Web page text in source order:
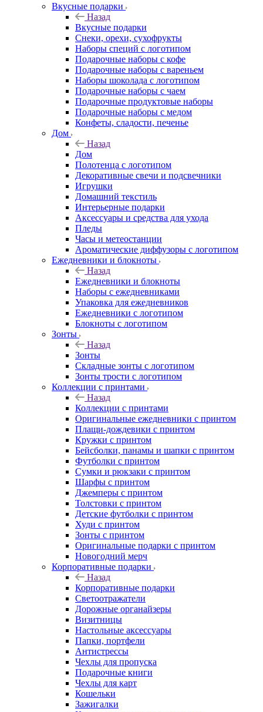
Вкусные подарки
Назад
Вкусные подарки
Снеки, орехи, сухофрукты
Наборы специй с логотипом
Подарочные наборы с кофе
Подарочные наборы с вареньем
Наборы шоколада с логотипом
Подарочные наборы с чаем
Подарочные продуктовые наборы
Подарочные наборы с медом
Конфеты, сладости, печенье
Дом
Назад
Дом
Полотенца с логотипом
Декоративные свечи и подсвечники
Игрушки
Домашний текстиль
Интерьерные подарки
Аксессуары и средства для ухода
Пледы
Часы и метеостанции
Ароматические диффузоры с логотипом
Ежедневники и блокноты
Назад
Ежедневники и блокноты
Наборы с ежедневниками
Упаковка для ежедневников
Ежедневники с логотипом
Блокноты с логотипом
Зонты
Назад
Зонты
Складные зонты с логотипом
Зонты трости с логотипом
Коллекции с принтами
Назад
Коллекции с принтами
Оригинальные ежедневники с принтом
Плащи-дождевики с принтом
Кружки с принтом
Бейсболки, панамы и шапки с принтом
Футболки с принтом
Сумки и рюкзаки с принтом
Шарфы с принтом
Джемперы с принтом
Толстовки с принтом
Детские футболки с принтом
Худи с принтом
Зонты с принтом
Оригинальные подарки с принтом
Новогодний мерч
Корпоративные подарки
Назад
Корпоративные подарки
Светоотражатели
Дорожные органайзеры
Визитницы
Настольные аксессуары
Папки, портфели
Антистрессы
Чехлы для пропуска
Подарочные книги
Чехлы для карт
Кошельки
Зажигалки